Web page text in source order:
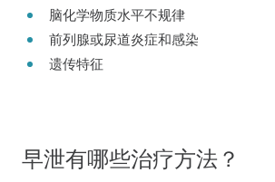
脑化学物质水平不规律
前列腺或尿道炎症和感染
遗传特征
早泄有哪些治疗方法？